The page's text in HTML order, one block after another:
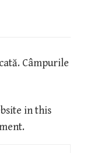
Câmpurile
in this